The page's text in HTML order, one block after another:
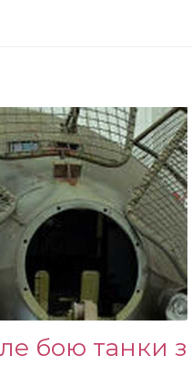
бою танки з